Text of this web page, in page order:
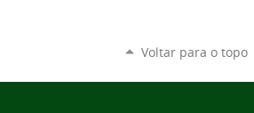
Voltar para o topo